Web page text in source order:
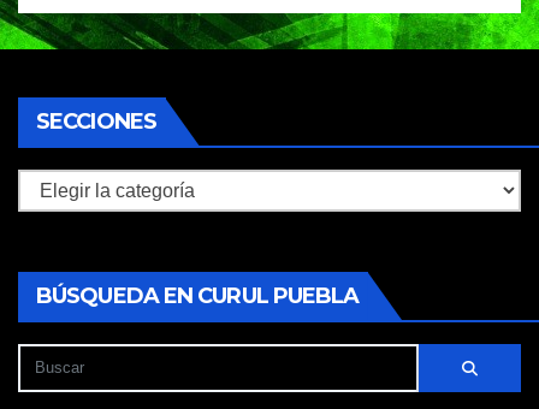
SECCIONES
Secciones
BÚSQUEDA EN CURUL PUEBLA